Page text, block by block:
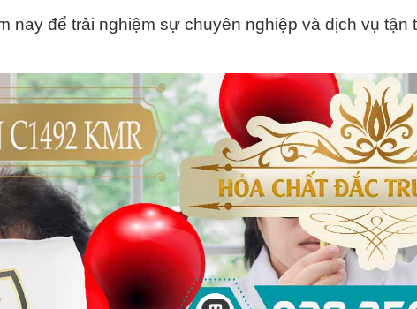
nay để trải nghiệm sự chuyên nghiệp và dịch vụ tận